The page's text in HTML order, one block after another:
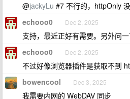
@jackyLu #7 不行的，httpOnly
echooo0 Dec 2, 2025
支持，最近正好有需要。另外问
echooo0 Dec 2, 2025
不过好像浏览器插件是获取不到
bowencool Dec 3, 2025
我需要内网的 WebDAV 同步